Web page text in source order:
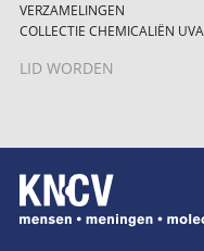
VERZAMELINGEN
COLLECTIE CHEMICALIËN UVA
LID WORDEN